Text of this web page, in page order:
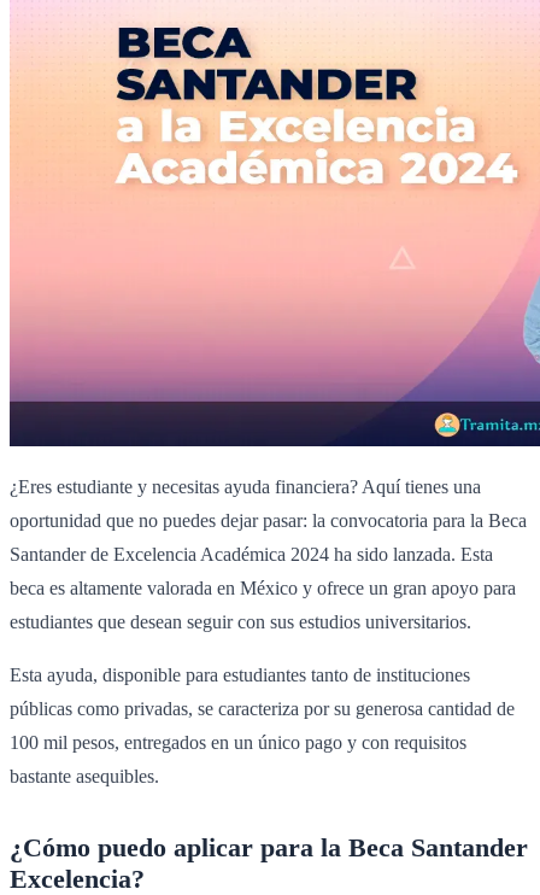
¿Eres estudiante y necesitas ayuda financiera? Aquí tienes una
oportunidad que no puedes dejar pasar: la convocatoria para la Beca
Santander de Excelencia Académica 2024 ha sido lanzada. Esta
beca es altamente valorada en México y ofrece un gran apoyo para
estudiantes que desean seguir con sus estudios universitarios.
Esta ayuda, disponible para estudiantes tanto de instituciones
públicas como privadas, se caracteriza por su generosa cantidad de
100 mil pesos, entregados en un único pago y con requisitos
bastante asequibles.
¿Cómo puedo aplicar para la Beca Santander
Excelencia?